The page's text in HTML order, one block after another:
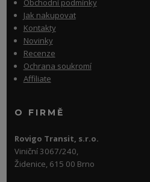
Obchodní podmínky
Jak nakupovat
Kontakty
Novinky
Recenze
Ochrana soukromí
Affiliate
O FIRMĚ
Rovigo Transit, s.r.o.
Viniční 3067/240,
Židenice, 615 00 Brno